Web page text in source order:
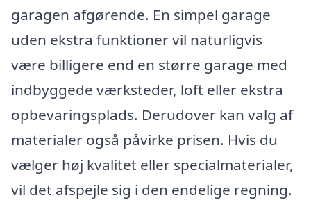
garagen afgørende. En simpel garage
uden ekstra funktioner vil naturligvis
være billigere end en større garage med
indbyggede værksteder, loft eller ekstra
opbevaringsplads. Derudover kan valg af
materialer også påvirke prisen. Hvis du
vælger høj kvalitet eller specialmaterialer,
vil det afspejle sig i den endelige regning.